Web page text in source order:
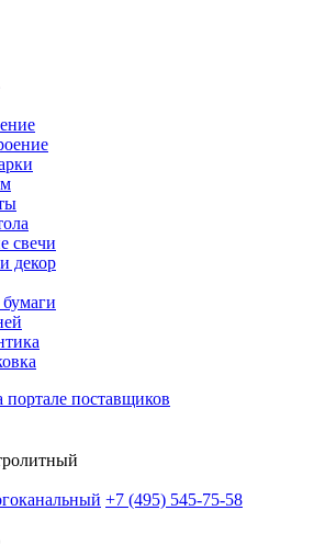
свечи
декор
портале поставщиков
+7 (495) 545-75-58